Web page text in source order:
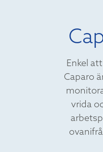
Enkel
Caparo
vrida